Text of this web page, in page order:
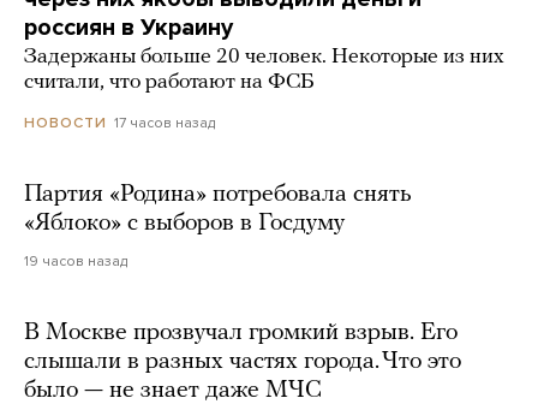
россиян в Украину
Задержаны больше 20 человек. Некоторые из них
считали, что работают на ФСБ
НОВОСТИ 17 часов назад
Партия «Родина» потребовала снять
«Яблоко» с выборов в Госдуму
19 часов назад
В Москве прозвучал громкий взрыв. Его
слышали в разных частях города. Что это
было — не знает даже МЧС